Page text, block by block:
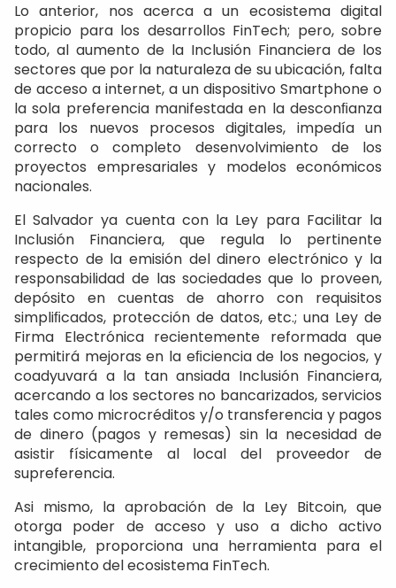
Lo anterior, nos acerca a un ecosistema digital
propicio para los desarrollos FinTech; pero, sobre
todo, al aumento de la Inclusión Financiera de los
sectores que por la naturaleza de su ubicación, falta
de acceso a internet, a un dispositivo Smartphone o
la sola preferencia manifestada en la desconﬁanza
para los nuevos procesos digitales, impedía un
correcto o completo desenvolvimiento de los
proyectos empresariales y modelos económicos
nacionales.
El Salvador ya cuenta con la Ley para Facilitar la
Inclusión Financiera, que regula lo pertinente
respecto de la emisión del dinero electrónico y la
responsabilidad de las sociedades que lo proveen,
depósito en cuentas de ahorro con requisitos
simpliﬁcados, protección de datos, etc.; una Ley de
Firma Electrónica recientemente reformada que
permitirá mejoras en la eﬁciencia de los negocios, y
coadyuvará a la tan ansiada Inclusión Financiera,
acercando a los sectores no bancarizados, servicios
tales como microcréditos y/o transferencia y pagos
de dinero (pagos y remesas) sin la necesidad de
asistir físicamente al local del proveedor de
supreferencia.
Asi mismo, la aprobación de la Ley Bitcoin, que
otorga poder de acceso y uso a dicho activo
intangible, proporciona una herramienta para el
crecimiento del ecosistema FinTech.